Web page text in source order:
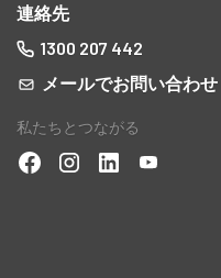
連絡先
1300 207 442
メールでお問い合わせ
私たちとつながる